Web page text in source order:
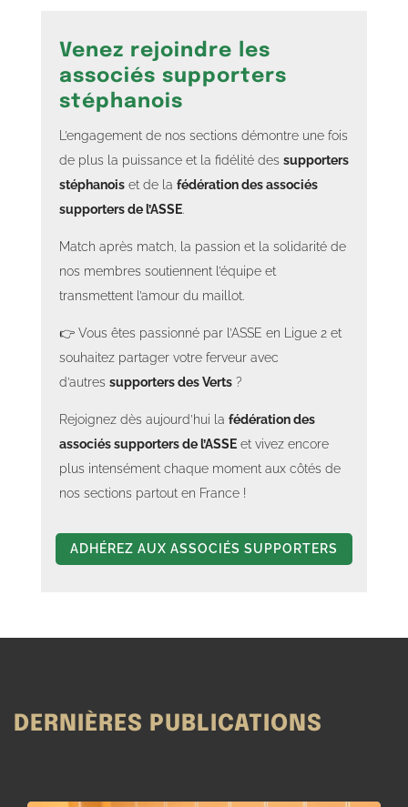
Venez rejoindre les
associés supporters
stéphanois
L’engagement de nos sections démontre une fois
de plus la puissance et la fidélité des supporters
stéphanois et de la fédération des associés
supporters de l’ASSE.
Match après match, la passion et la solidarité de
nos membres soutiennent l’équipe et
transmettent l’amour du maillot.
👉 Vous êtes passionné par l’ASSE en Ligue 2 et
souhaitez partager votre ferveur avec
d’autres supporters des Verts ?
Rejoignez dès aujourd’hui la fédération des
associés supporters de l’ASSE et vivez encore
plus intensément chaque moment aux côtés de
nos sections partout en France !
ADHÉREZ AUX ASSOCIÉS SUPPORTERS
DERNIÈRES PUBLICATIONS